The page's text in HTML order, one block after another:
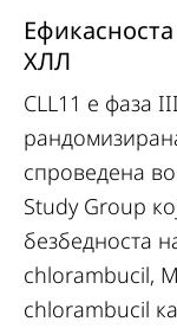
ХЛЛ
CLL11 е фаза
спроведена
Study Group
безбедноста
chlorambucil,
chlorambucil